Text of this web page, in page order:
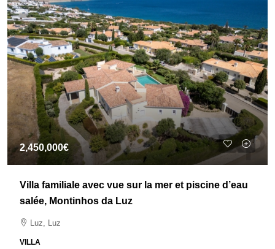
2,450,000€
Villa familiale avec vue sur la mer et piscine d’eau
salée, Montinhos da Luz
Luz, Luz
VILLA